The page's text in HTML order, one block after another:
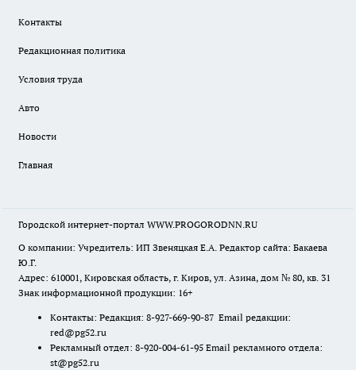
Контакты
Редакционная политика
Условия труда
Авто
Новости
Главная
Городской интернет-портал WWW.PROGORODNN.RU
О компании: Учредитель: ИП Звеняцкая Е.А. Редактор сайта: Бакаева
Ю.Г.
Адрес: 610001, Кировская область, г. Киров, ул. Азина, дом № 80, кв. 31
Знак информационной продукции: 16+
Контакты: Редакция: 8-927-669-90-87 Email редакции:
red@pg52.ru
Рекламный отдел: 8-920-004-61-95 Email рекламного отдела:
st@pg52.ru